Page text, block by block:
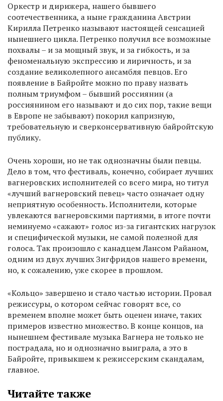
Оркестр и дирижера, нашего бывшего
соотечественника, а ныне гражданина Австрии
Кирилла Петренко называют настоящей сенсацией
нынешнего цикла. Петренко получил все возможные
похвалы – и за мощный звук, и за гибкость, и за
феноменальную экспрессию и лиричность, и за
создание великолепного ансамбля певцов. Его
появление в Байройте можно по праву назвать
полным триумфом – бывший россиянин (а
россиянином его называют и до сих пор, такие вещи
в Европе не забывают) покорил капризную,
требовательную и сверконсервативную байройтскую
публику.
Очень хороши, но не так однозначны были певцы.
Дело в том, что фестиваль, конечно, собирает лучших
вагнеровских исполнителей со всего мира, но титул
«лучший вагнеровский певец» часто означает одну
неприятную особенность. Исполнители, которые
увлекаются вагнеровскими партиями, в итоге почти
неминуемо «сажают» голос из-за гигантских нагрузок
и специфической музыки, не самой полезной для
голоса. Так произошло с канадцем Лансом Райаном,
одним из двух лучших Зигфридов нашего времени,
но, к сожалению, уже скорее в прошлом.
«Кольцо» завершено и стало частью истории. Провал
режиссуры, о котором сейчас говорят все, со
временем вполне может быть оценен иначе, таких
примеров известно множество. В конце концов, на
нынешнем фестивале музыка Вагнера не только не
пострадала, но и однозначно выиграла, а это в
Байройте, привыкшем к режиссерским скандалам,
главное.
Читайте также